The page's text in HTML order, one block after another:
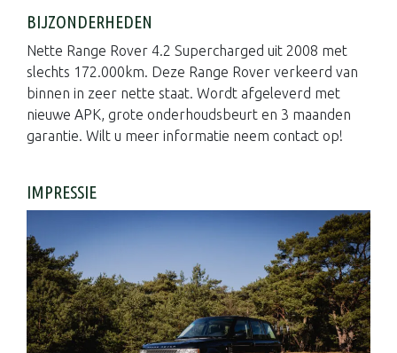
BIJZONDERHEDEN
Nette Range Rover 4.2 Supercharged uit 2008 met
slechts 172.000km. Deze Range Rover verkeerd van
binnen in zeer nette staat. Wordt afgeleverd met
nieuwe APK, grote onderhoudsbeurt en 3 maanden
garantie. Wilt u meer informatie neem contact op!
IMPRESSIE